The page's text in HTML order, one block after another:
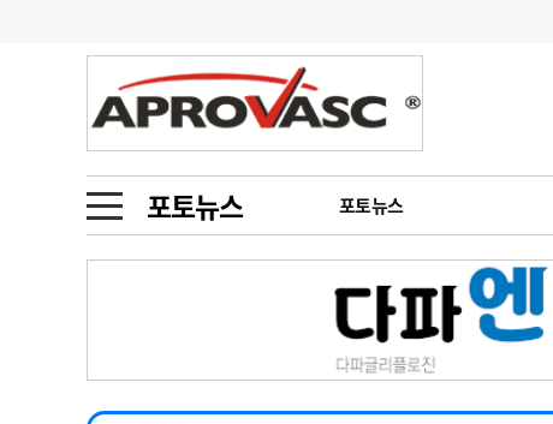
포토뉴스 포토뉴스
금주의 검색어
1
의사인력 수급 추계
2
성분명 처방
3
AI의료
4
전공의 모집 결과
메디인포 인사
오피니언 칼럼
인물 초대석
동영상뉴스
포토뉴스
메디 Hospital 지역병원 중소병원
2026년 하반기 인턴 모집
마취통증의학과 임기제 임상의사 채용